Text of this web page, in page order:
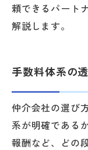
頼できるパート
解説します。
手数料体系の
仲介会社の選び
系が明確である
報酬など、どの